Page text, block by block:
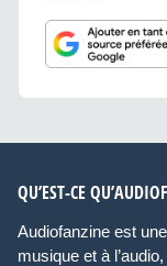
QU’EST-CE
Audiofanzine est
musique et à